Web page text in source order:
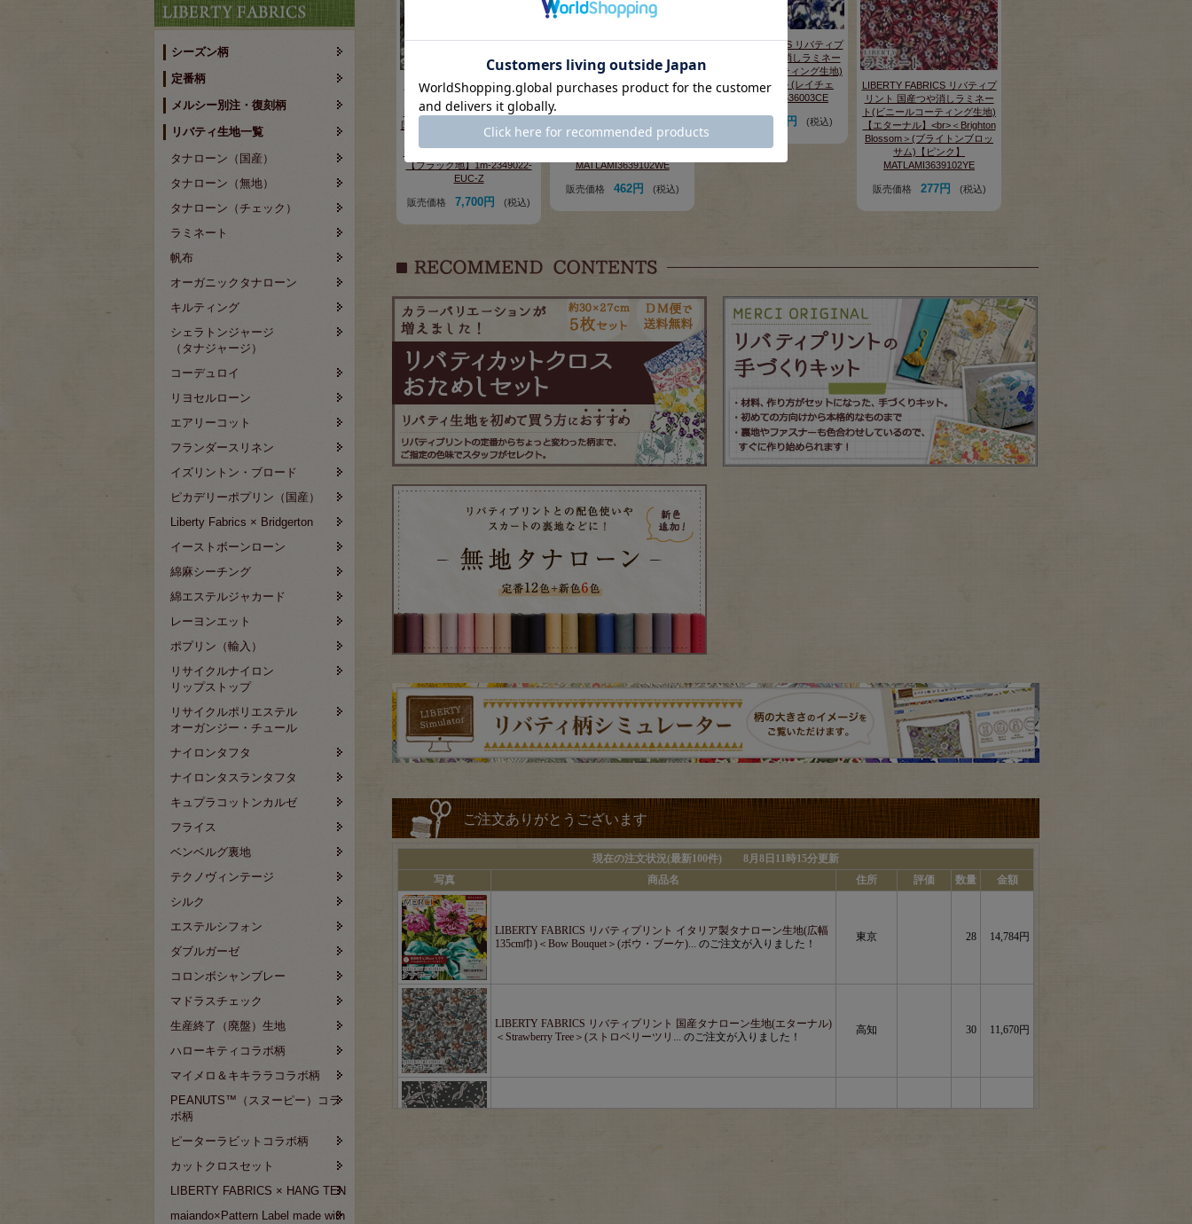
シーズン柄
定番柄
メルシー別注・復刻柄
リバティ生地一覧
タナローン（国産）
タナローン（無地）
タナローン（チェック）
ラミネート
帆布
オーガニックタナローン
キルティング
シェラトンジャージ
（タナジャージ）
コーデュロイ
リヨセルローン
エアリーコット
フランダースリネン
イズリントン・ブロード
ピカデリーポプリン（国産）
Liberty Fabrics × Bridgerton
イーストボーンローン
綿麻シーチング
綿エステルジャカード
レーヨンエット
ポプリン（輸入）
リサイクルナイロン
リップストップ
リサイクルポリエステル
オーガンジー・チュール
ナイロンタフタ
ナイロンタスランタフタ
キュプラコットンカルゼ
フライス
ベンベルグ裏地
テクノヴィンテージ
シルク
エステルシフォン
ダブルガーゼ
コロンボシャンブレー
マドラスチェック
生産終了（廃盤）生地
ハローキティコラボ柄
マイメロ＆キキララコラボ柄
PEANUTS™（スヌーピー）コラ
ボ柄
ピーターラビットコラボ柄
カットクロスセット
LIBERTY FABRICS × HANG TEN
maiando×Pattern Label made with
【約150cm巾×1mカット(プリ
ーツ加工済)】LIBERTY
FABRICS リバティプリント
国産リサイクルポリエステルチ
ュール生地<br>＜Rachel
Meadow＞(レイチェルメドゥ)
【ブラック地】1m-2349022-
EUC-Z
販売価格 7,700円 (税込)
LIBERTY FABRICS リバティプ
リント 国産つや消しラミネー
ト(ビニールコーティング生地)
【エターナル】<br>＜Brighton
Blossom＞(ブライトンブロッ
サム)【グリーン】
MATLAMI3639102WE
販売価格 462円 (税込)
LIBERTY FABRICS リバティプ
リント 国産つや消しラミネー
ト(ビニールコーティング生地)
<BR>＜Rachel＞(レイチェ
ル)MATLAMI3636003CE
484円 (税込)
LIBERTY FABRICS リバティプ
リント 国産つや消しラミネー
ト(ビニールコーティング生地)
【エターナル】<br>＜Brighton
Blossom＞(ブライトンブロッ
サム)【ピンク】
MATLAMI3639102YE
販売価格 277円 (税込)
ご注文ありがとうございます